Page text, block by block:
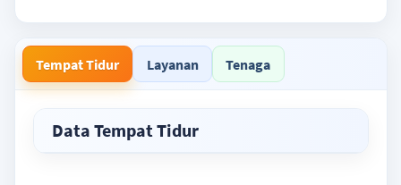
Tempat Tidur Layanan Tenaga
Data Tempat Tidur